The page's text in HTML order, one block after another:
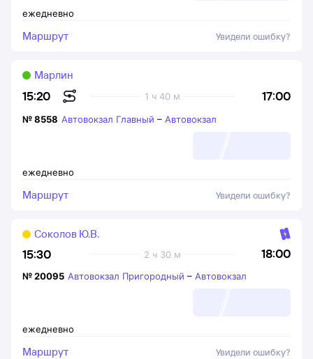
ежедневно
Маршрут Увидели ошибку?
15:20 17:00
1 ч 40 м
Марлин
ежедневно
№8558 Автовокзал Главный – Автовокзал
Маршрут Увидели ошибку?
15:30 18:00
2 ч 30 м
Соколов Ю.В.
ежедневно
№20095 Автовокзал Пригородный – Автовокзал
Маршрут Увидели ошибку?